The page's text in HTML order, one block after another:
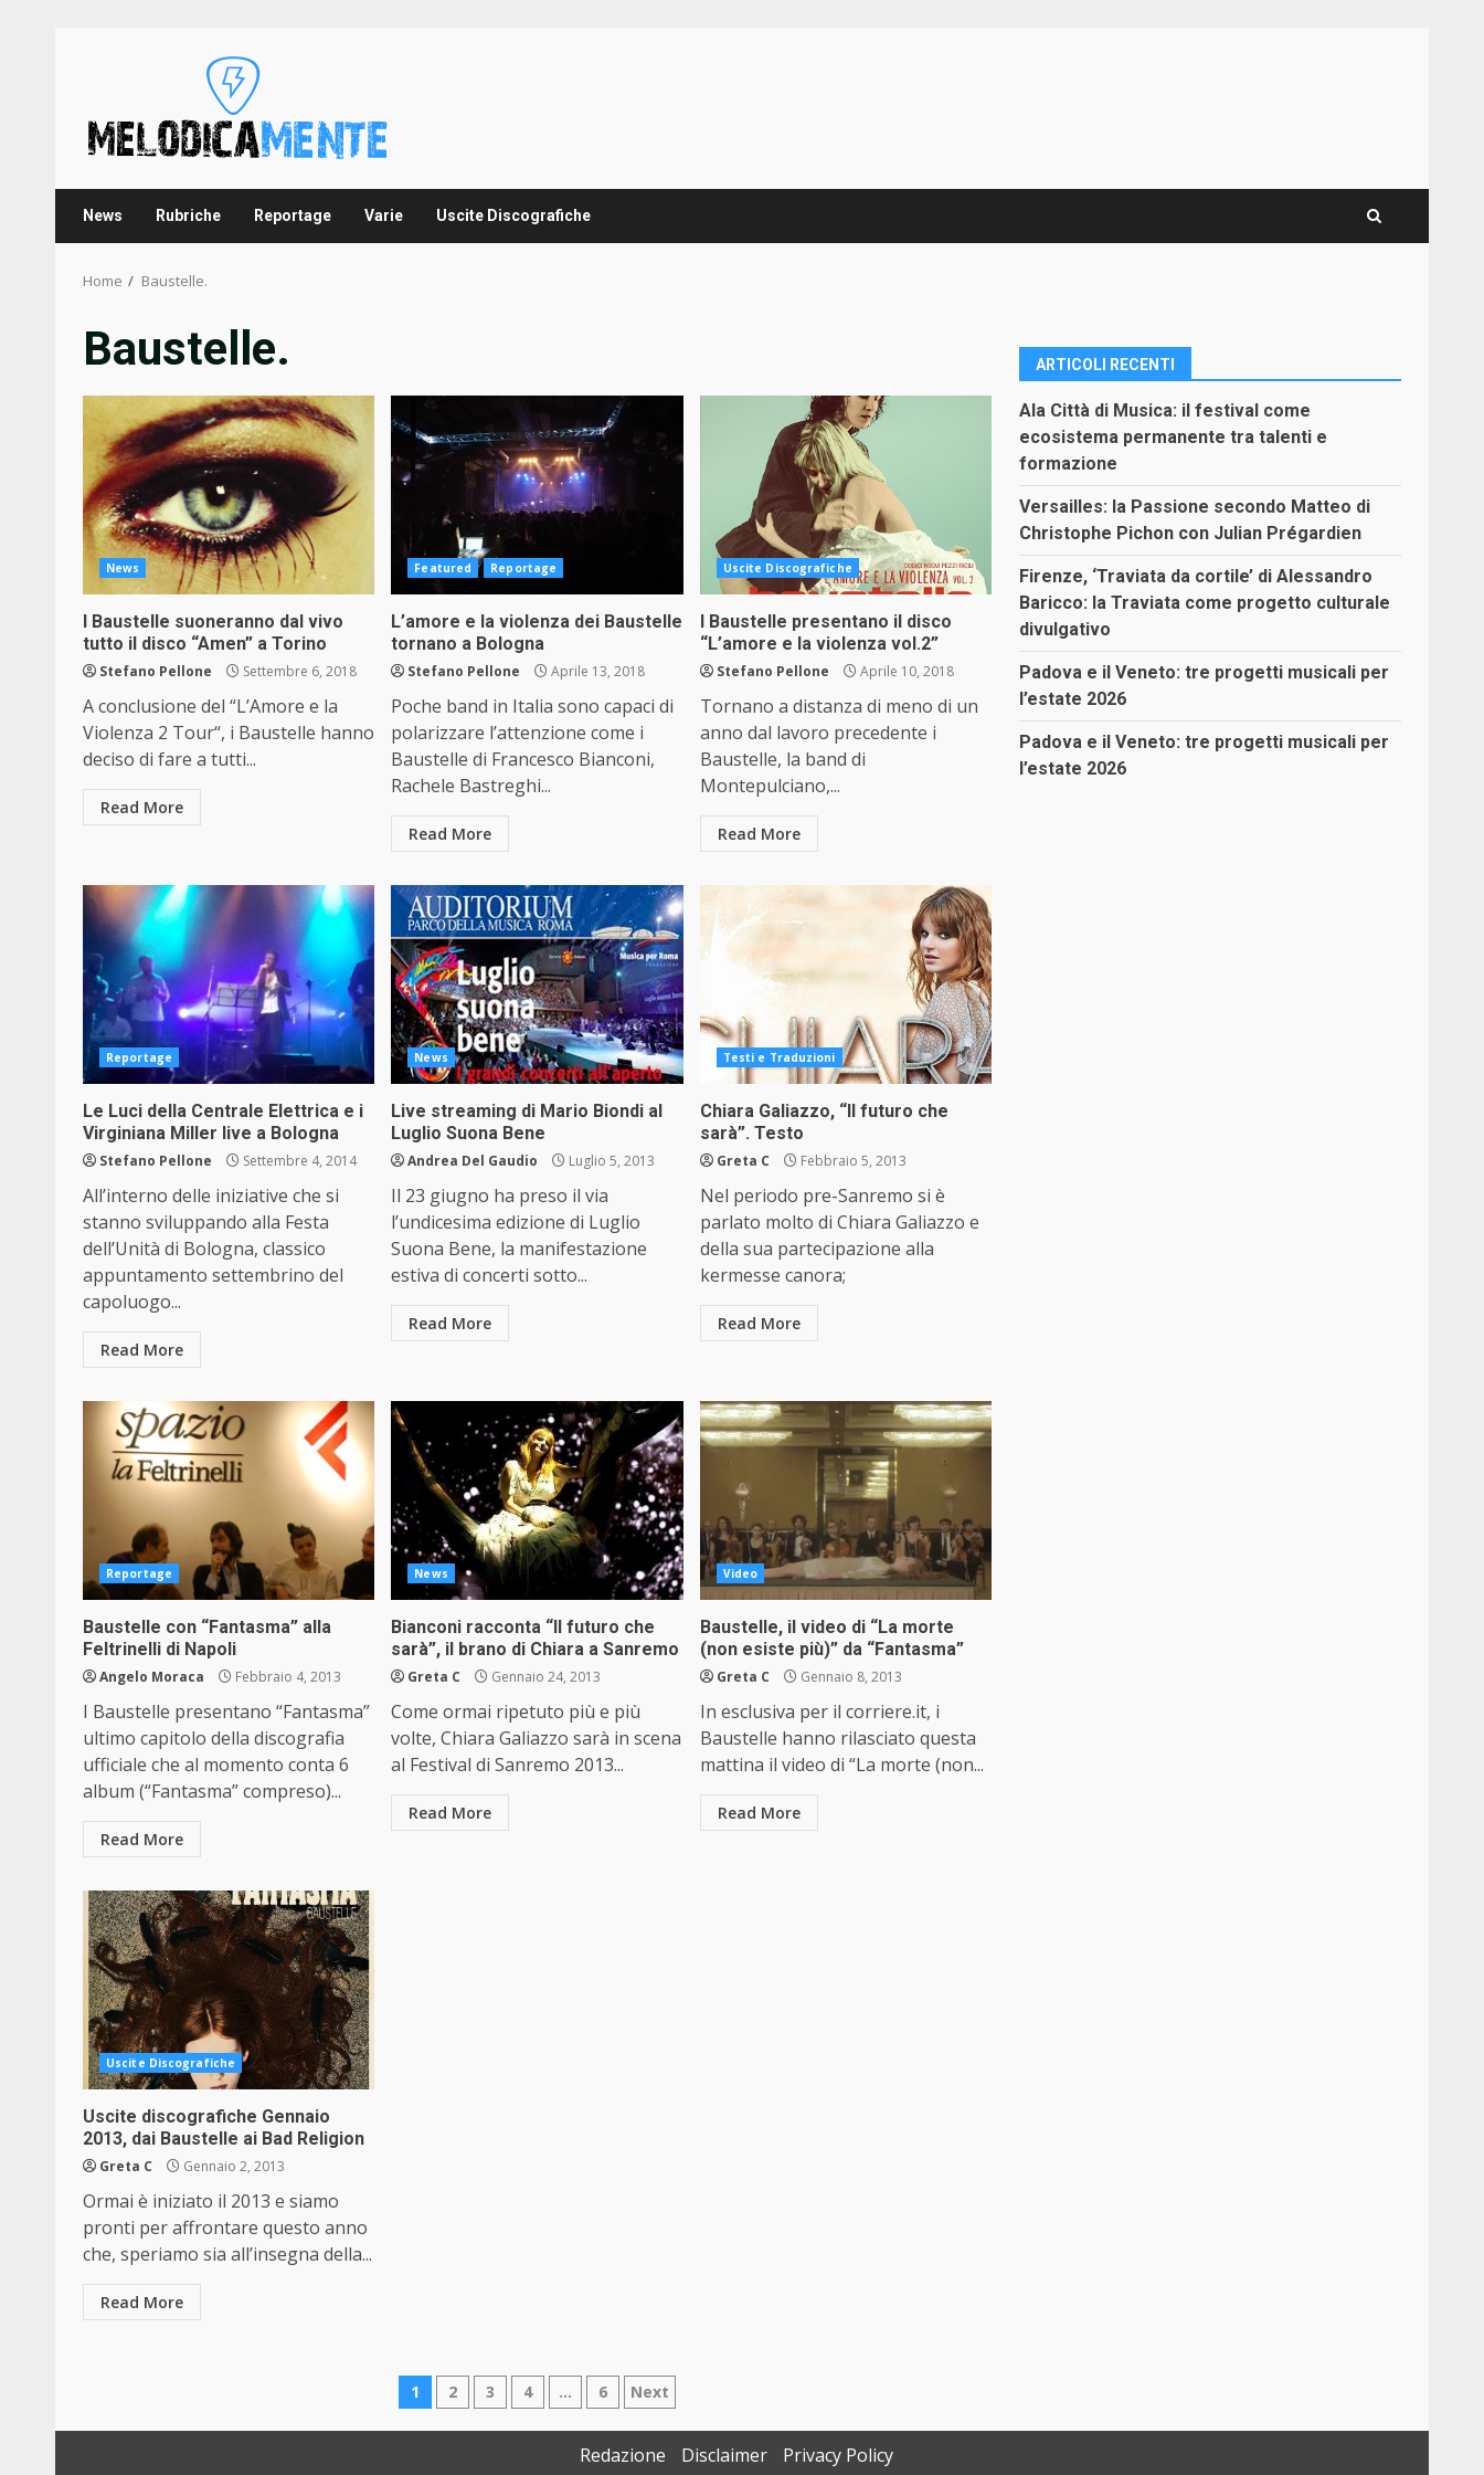
News Rubriche Reportage Varie Uscite Discografiche
Home Baustelle.
Baustelle.
News
I Baustelle suoneranno dal vivo
tutto il disco “Amen” a Torino
Stefano Pellone Settembre 6, 2018
A conclusione del “L’Amore e la
Violenza 2 Tour“, i Baustelle hanno
deciso di fare a tutti...
Read More
Featured Reportage
L’amore e la violenza dei Baustelle
tornano a Bologna
Stefano Pellone Aprile 13, 2018
Poche band in Italia sono capaci di
polarizzare l’attenzione come i
Baustelle di Francesco Bianconi,
Rachele Bastreghi...
Read More
Uscite Discografiche
I Baustelle presentano il disco
“L’amore e la violenza vol.2”
Stefano Pellone Aprile 10, 2018
Tornano a distanza di meno di un
anno dal lavoro precedente i
Baustelle, la band di
Montepulciano,...
Read More
Reportage
Le Luci della Centrale Elettrica e i
Virginiana Miller live a Bologna
Stefano Pellone Settembre 4, 2014
All’interno delle iniziative che si
stanno sviluppando alla Festa
dell’Unità di Bologna, classico
appuntamento settembrino del
capoluogo...
Read More
News
Live streaming di Mario Biondi al
Luglio Suona Bene
Andrea Del Gaudio Luglio 5, 2013
Il 23 giugno ha preso il via
l’undicesima edizione di Luglio
Suona Bene, la manifestazione
estiva di concerti sotto...
Read More
Testi e Traduzioni
Chiara Galiazzo, “Il futuro che
sarà”. Testo
Greta C Febbraio 5, 2013
Nel periodo pre-Sanremo si è
parlato molto di Chiara Galiazzo e
della sua partecipazione alla
kermesse canora;
Read More
Reportage
Baustelle con “Fantasma” alla
Feltrinelli di Napoli
Angelo Moraca Febbraio 4, 2013
I Baustelle presentano “Fantasma”
ultimo capitolo della discografia
ufficiale che al momento conta 6
album (“Fantasma” compreso)...
Read More
News
Bianconi racconta “Il futuro che
sarà”, il brano di Chiara a Sanremo
Greta C Gennaio 24, 2013
Come ormai ripetuto più e più
volte, Chiara Galiazzo sarà in scena
al Festival di Sanremo 2013...
Read More
Video
Baustelle, il video di “La morte
(non esiste più)” da “Fantasma”
Greta C Gennaio 8, 2013
In esclusiva per il corriere.it, i
Baustelle hanno rilasciato questa
mattina il video di “La morte (non...
Read More
Uscite Discografiche
Uscite discografiche Gennaio
2013, dai Baustelle ai Bad Religion
Greta C Gennaio 2, 2013
Ormai è iniziato il 2013 e siamo
pronti per affrontare questo anno
che, speriamo sia all’insegna della...
Read More
Paginazione
degli
1 2 3 4 … 6 Next
ARTICOLI RECENTI
Ala Città di Musica: il festival come
ecosistema permanente tra talenti e
formazione
Versailles: la Passione secondo Matteo di
Christophe Pichon con Julian Prégardien
Firenze, ‘Traviata da cortile’ di Alessandro
Baricco: la Traviata come progetto culturale
divulgativo
Padova e il Veneto: tre progetti musicali per
l’estate 2026
Padova e il Veneto: tre progetti musicali per
l’estate 2026
Redazione Disclaimer Privacy Policy